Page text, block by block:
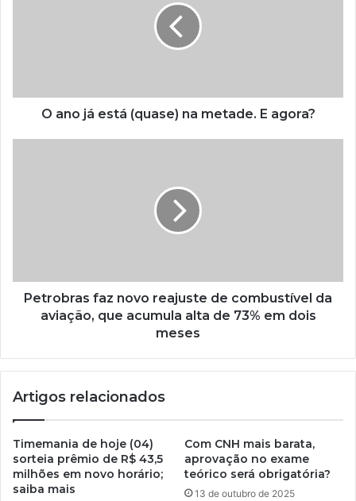
O ano já está (quase) na metade. E agora?
Petrobras faz novo reajuste de combustível da
aviação, que acumula alta de 73% em dois
meses
Artigos relacionados
Timemania de hoje (04)
sorteia prêmio de R$ 43,5
milhões em novo horário;
saiba mais
Com CNH mais barata,
aprovação no exame
teórico será obrigatória?
13 de outubro de 2025